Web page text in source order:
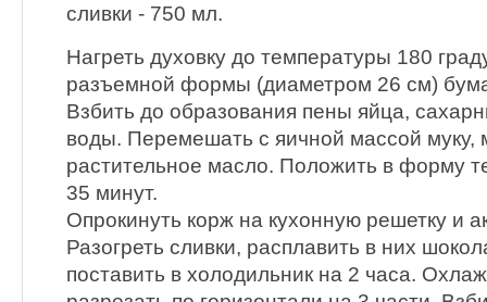
сливки - 750 мл.
Нагреть духовку до температуры 180
разъемной формы (диаметром 26 см)
Взбить до образования пены яйца,
воды. Перемешать с яичной массой муку,
растительное масло. Положить в форму
35 минут.
Опрокинуть корж на кухонную решетку и
Разогреть сливки, расплавить в них
поставить в холодильник на 2 часа.